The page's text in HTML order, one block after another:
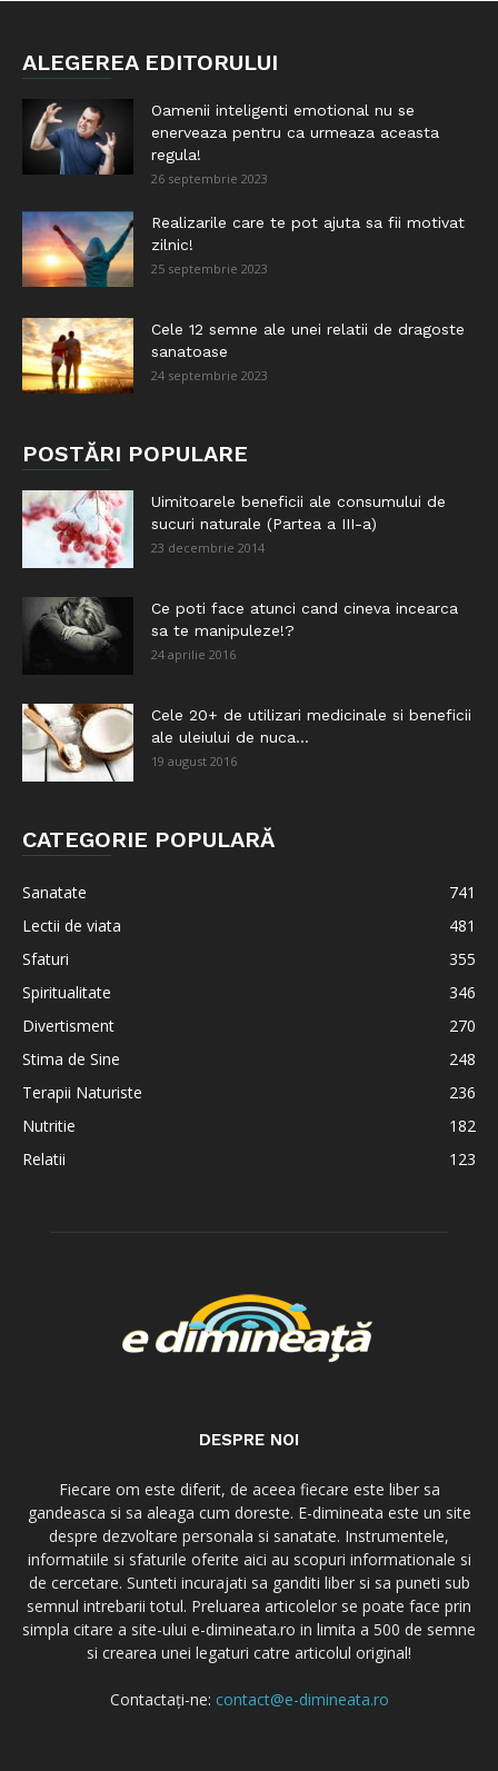
ALEGEREA EDITORULUI
Oamenii inteligenti emotional nu se
enerveaza pentru ca urmeaza aceasta
regula!
26 septembrie 2023
Realizarile care te pot ajuta sa fii motivat
zilnic!
25 septembrie 2023
Cele 12 semne ale unei relatii de dragoste
sanatoase
24 septembrie 2023
POSTĂRI POPULARE
Uimitoarele beneficii ale consumului de
sucuri naturale (Partea a III-a)
23 decembrie 2014
Ce poti face atunci cand cineva incearca
sa te manipuleze!?
24 aprilie 2016
Cele 20+ de utilizari medicinale si beneficii
ale uleiului de nuca...
19 august 2016
CATEGORIE POPULARĂ
Sanatate
741
Lectii de viata
481
Sfaturi
355
Spiritualitate
346
Divertisment
270
Stima de Sine
248
Terapii Naturiste
236
Nutritie
182
Relatii
123
DESPRE NOI
Fiecare om este diferit, de aceea fiecare este liber sa
gandeasca si sa aleaga cum doreste. E-dimineata este un site
despre dezvoltare personala si sanatate. Instrumentele,
informatiile si sfaturile oferite aici au scopuri informationale si
de cercetare. Sunteti incurajati sa ganditi liber si sa puneti sub
semnul intrebarii totul. Preluarea articolelor se poate face prin
simpla citare a site-ului e-dimineata.ro in limita a 500 de semne
si crearea unei legaturi catre articolul original!
Contactați-ne: contact@e-dimineata.ro